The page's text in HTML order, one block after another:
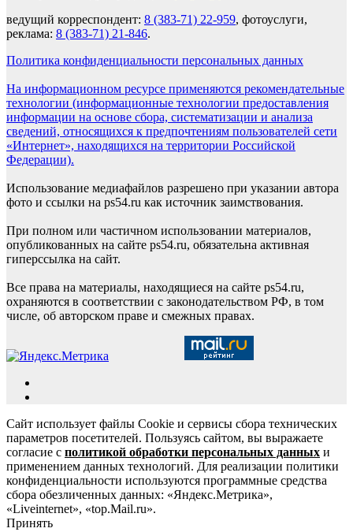
ведущий корреспондент: 8 (383-71) 22-959, фотоуслуги,
реклама: 8 (383-71) 21-846.
Политика конфиденциальности персональных данных
На информационном ресурсе применяются рекомендательные
технологии (информационные технологии предоставления
информации на основе сбора, систематизации и анализа
сведений, относящихся к предпочтениям пользователей сети
«Интернет», находящихся на территории Российской
Федерации).
Использование медиафайлов разрешено при указании автора
фото и ссылки на ps54.ru как источник заимствования.
При полном или частичном использовании материалов,
опубликованных на сайте ps54.ru, обязательна активная
гиперссылка на сайт.
Все права на материалы, находящиеся на сайте ps54.ru,
охраняются в соответствии с законодательством РФ, в том
числе, об авторском праве и смежных правах.
Сайт использует файлы Cookie и сервисы сбора технических
параметров посетителей. Пользуясь сайтом, вы выражаете
согласие с политикой обработки персональных данных и
применением данных технологий. Для реализации политики
конфиденциальности используются программные средства
сбора обезличенных данных: «Яндекс.Метрика»,
«Liveinternet», «top.Mail.ru».
Принять